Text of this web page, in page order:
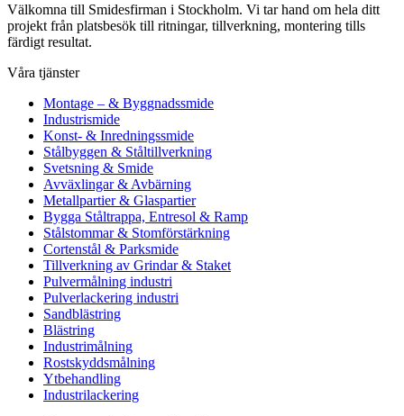
Välkomna till Smidesfirman i Stockholm. Vi tar hand om hela ditt
projekt från platsbesök till ritningar, tillverkning, montering tills
färdigt resultat.
Våra tjänster
Montage – & Byggnadssmide
Industrismide
Konst- & Inredningssmide
Stålbyggen & Ståltillverkning
Svetsning & Smide
Avväxlingar & Avbärning
Metallpartier & Glaspartier
Bygga Ståltrappa, Entresol & Ramp
Stålstommar & Stomförstärkning
Cortenstål & Parksmide
Tillverkning av Grindar & Staket
Pulvermålning industri
Pulverlackering industri
Sandblästring
Blästring
Industrimålning
Rostskyddsmålning
Ytbehandling
Industrilackering